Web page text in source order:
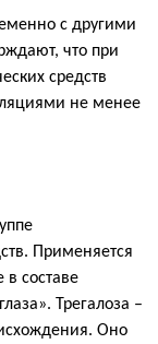
с другими
что при
средств
не менее
Применяется
составе
Трегалоза –
Оно